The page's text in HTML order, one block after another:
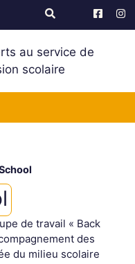
au service de
scolaire
de travail « Back
des
du milieu scolaire